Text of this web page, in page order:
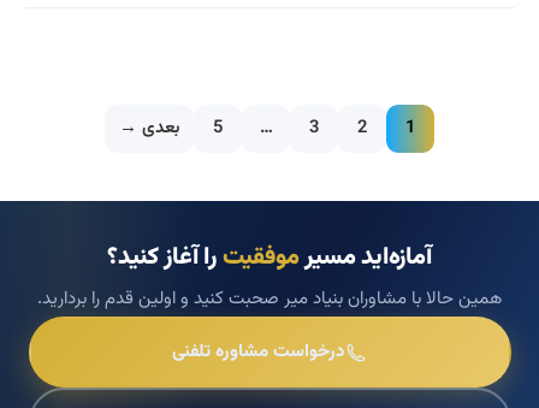
1
2
3
…
5 بعدی →
آمازه‌اید مسیرموفقیترا آغاز کنید؟
همین حالا با مشاوران بنیاد میر صحبت کنید و اولین قدم را بردارید.
درخواست مشاوره تلفنی